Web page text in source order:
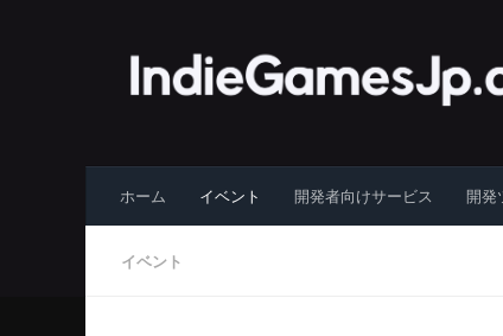
ホーム イベント 開発者向けサービス 開発
イベント